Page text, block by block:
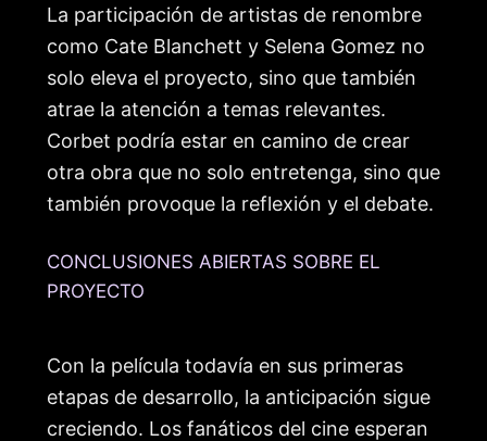
La participación de artistas de renombre
como Cate Blanchett y Selena Gomez no
solo eleva el proyecto, sino que también
atrae la atención a temas relevantes.
Corbet podría estar en camino de crear
otra obra que no solo entretenga, sino que
también provoque la reflexión y el debate.
CONCLUSIONES ABIERTAS SOBRE EL
PROYECTO
Con la película todavía en sus primeras
etapas de desarrollo, la anticipación sigue
creciendo. Los fanáticos del cine esperan